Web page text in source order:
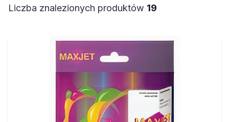
Liczba znalezionych produktów 19